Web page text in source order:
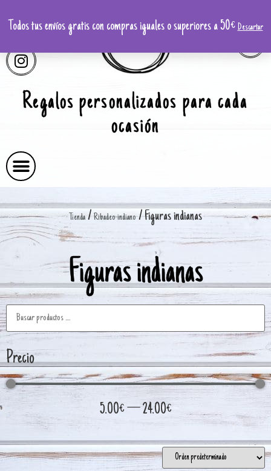
Regalos personalizados para cada
ocasión
Tienda /Ribadeo indiano/ Figuras indianas
Figuras indianas
Precio
5.00€—24.00€
Todos tus envíos gratis con compras iguales o superiores a 50€Descartar